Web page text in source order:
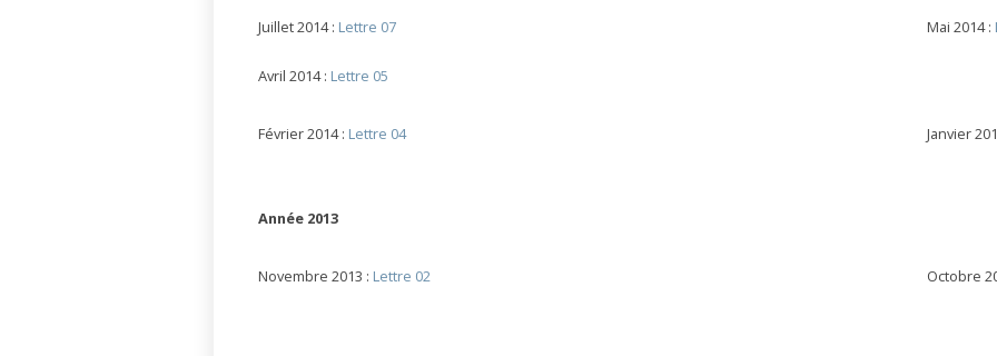
Juillet 2014 : Lettre 07 Mai 2014 :
Avril 2014 : Lettre 05
Février 2014 : Lettre 04 Janvier
Année 2013
Novembre 2013 : Lettre 02 Octobre